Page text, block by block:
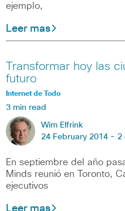
ejemplo,
Leer mas
Transformar hoy las
futuro
Internet de Todo
3 min read
Wim Elfrink
24 February 2014 - 2
En septiembre del año
Minds reunió en Toronto,
ejecutivos
Leer mas